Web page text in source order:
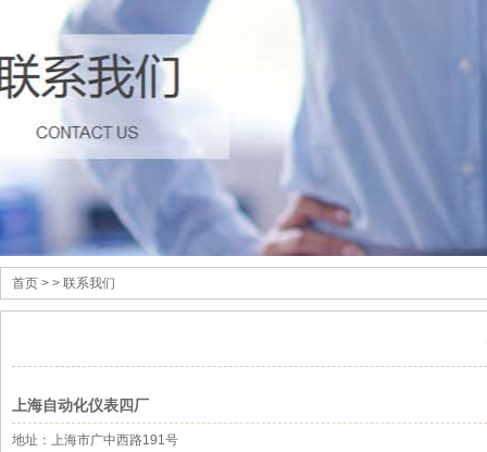
首页 > > 联系我们
上海自动化仪表四厂
地址：上海市广中西路191号